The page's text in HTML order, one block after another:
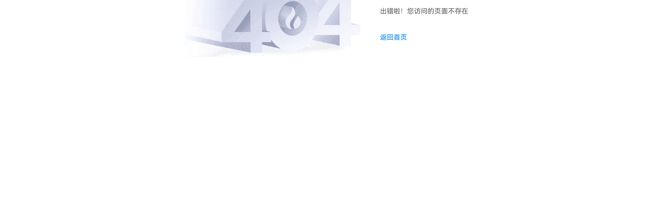
出错啦！您访问的页面不存在
返回首页